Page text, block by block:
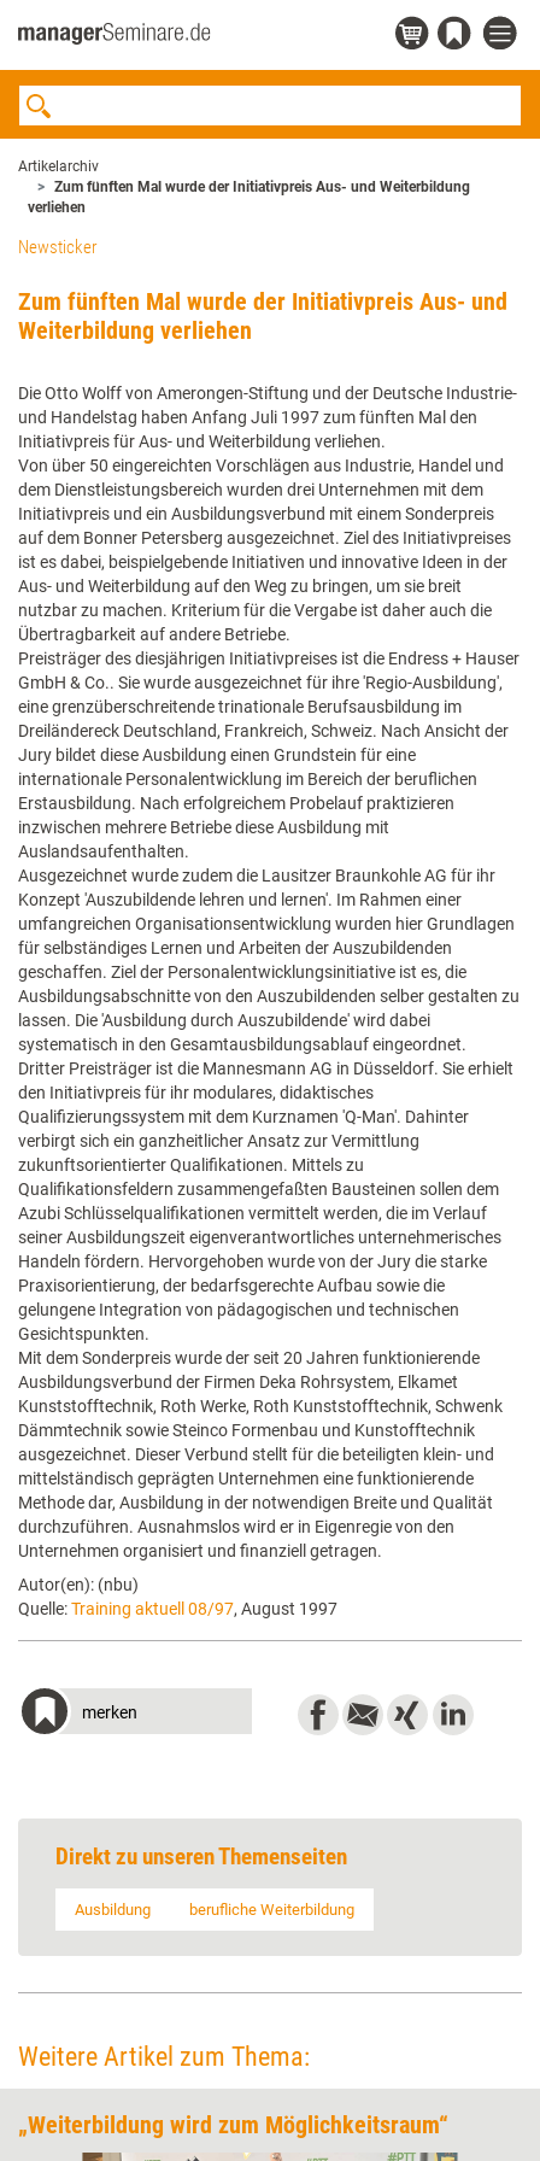
Artikelarchiv
Zum fünften Mal wurde der Initiativpreis Aus- und Weiterbildung
verliehen
Newsticker
Zum fünften Mal wurde der Initiativpreis Aus- und
Weiterbildung verliehen
Die Otto Wolff von Amerongen-Stiftung und der Deutsche Industrie-
und Handelstag haben Anfang Juli 1997 zum fünften Mal den
Initiativpreis für Aus- und Weiterbildung verliehen.
Von über 50 eingereichten Vorschlägen aus Industrie, Handel und
dem Dienstleistungsbereich wurden drei Unternehmen mit dem
Initiativpreis und ein Ausbildungsverbund mit einem Sonderpreis
auf dem Bonner Petersberg ausgezeichnet. Ziel des Initiativpreises
ist es dabei, beispielgebende Initiativen und innovative Ideen in der
Aus- und Weiterbildung auf den Weg zu bringen, um sie breit
nutzbar zu machen. Kriterium für die Vergabe ist daher auch die
Übertragbarkeit auf andere Betriebe.
Preisträger des diesjährigen Initiativpreises ist die Endress + Hauser
GmbH & Co.. Sie wurde ausgezeichnet für ihre 'Regio-Ausbildung',
eine grenzüberschreitende trinationale Berufsausbildung im
Dreiländereck Deutschland, Frankreich, Schweiz. Nach Ansicht der
Jury bildet diese Ausbildung einen Grundstein für eine
internationale Personalentwicklung im Bereich der beruflichen
Erstausbildung. Nach erfolgreichem Probelauf praktizieren
inzwischen mehrere Betriebe diese Ausbildung mit
Auslandsaufenthalten.
Ausgezeichnet wurde zudem die Lausitzer Braunkohle AG für ihr
Konzept 'Auszubildende lehren und lernen'. Im Rahmen einer
umfangreichen Organisationsentwicklung wurden hier Grundlagen
für selbständiges Lernen und Arbeiten der Auszubildenden
geschaffen. Ziel der Personalentwicklungsinitiative ist es, die
Ausbildungsabschnitte von den Auszubildenden selber gestalten zu
lassen. Die 'Ausbildung durch Auszubildende' wird dabei
systematisch in den Gesamtausbildungsablauf eingeordnet.
Dritter Preisträger ist die Mannesmann AG in Düsseldorf. Sie erhielt
den Initiativpreis für ihr modulares, didaktisches
Qualifizierungssystem mit dem Kurznamen 'Q-Man'. Dahinter
verbirgt sich ein ganzheitlicher Ansatz zur Vermittlung
zukunftsorientierter Qualifikationen. Mittels zu
Qualifikationsfeldern zusammengefaßten Bausteinen sollen dem
Azubi Schlüsselqualifikationen vermittelt werden, die im Verlauf
seiner Ausbildungszeit eigenverantwortliches unternehmerisches
Handeln fördern. Hervorgehoben wurde von der Jury die starke
Praxisorientierung, der bedarfsgerechte Aufbau sowie die
gelungene Integration von pädagogischen und technischen
Gesichtspunkten.
Mit dem Sonderpreis wurde der seit 20 Jahren funktionierende
Ausbildungsverbund der Firmen Deka Rohrsystem, Elkamet
Kunststofftechnik, Roth Werke, Roth Kunststofftechnik, Schwenk
Dämmtechnik sowie Steinco Formenbau und Kunstofftechnik
ausgezeichnet. Dieser Verbund stellt für die beteiligten klein- und
mittelständisch geprägten Unternehmen eine funktionierende
Methode dar, Ausbildung in der notwendigen Breite und Qualität
durchzuführen. Ausnahmslos wird er in Eigenregie von den
Unternehmen organisiert und finanziell getragen.
Autor(en): (nbu)
Quelle:Training aktuell 08/97, August 1997
merken
Direkt zu unseren Themenseiten
Ausbildung berufliche Weiterbildung
Weitere Artikel zum Thema:
„Weiterbildung wird zum Möglichkeitsraum“